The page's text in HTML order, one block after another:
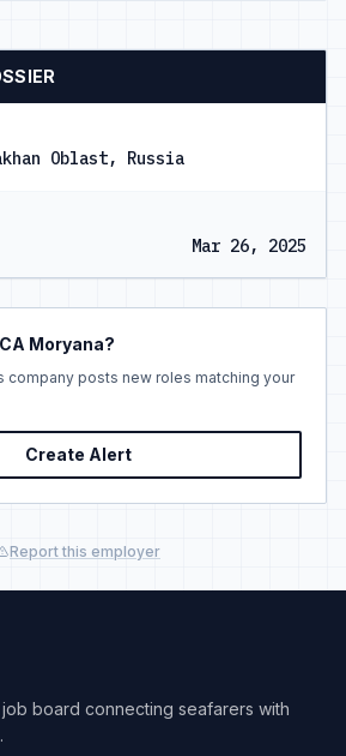
Oblast, Russia
Mar 26, 2025
Moryana?
company posts new roles matching your
Create Alert
Report this employer
board connecting seafarers with